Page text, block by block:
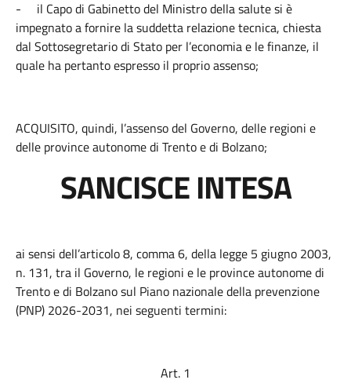
- il Capo di Gabinetto del Ministro della salute si è
impegnato a fornire la suddetta relazione tecnica, chiesta
dal Sottosegretario di Stato per l’economia e le finanze, il
quale ha pertanto espresso il proprio assenso;
ACQUISITO, quindi, l’assenso del Governo, delle regioni e
delle province autonome di Trento e di Bolzano;
SANCISCE INTESA
ai sensi dell’articolo 8, comma 6, della legge 5 giugno 2003,
n. 131, tra il Governo, le regioni e le province autonome di
Trento e di Bolzano sul Piano nazionale della prevenzione
(PNP) 2026-2031, nei seguenti termini:
Art. 1